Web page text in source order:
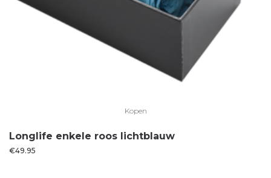
Kopen
Longlife enkele roos lichtblauw
€49.95